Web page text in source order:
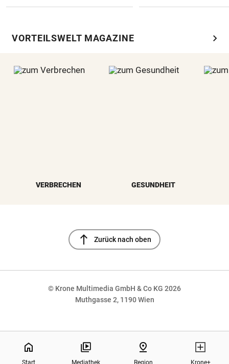
VORTEILSWELT MAGAZINE chevron_right
VERBRECHEN GESUNDHEIT
north Zurück nach oben
© Krone Multimedia GmbH & Co KG 2026
Muthgasse 2, 1190 Wien
home
Start Mediathek
pin_drop
Region Krone+
NaN%